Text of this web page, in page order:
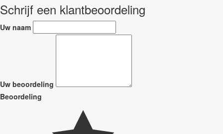
Schrijf een klantbeoordeling
Uw naam
Uw beoordeling
Beoordeling